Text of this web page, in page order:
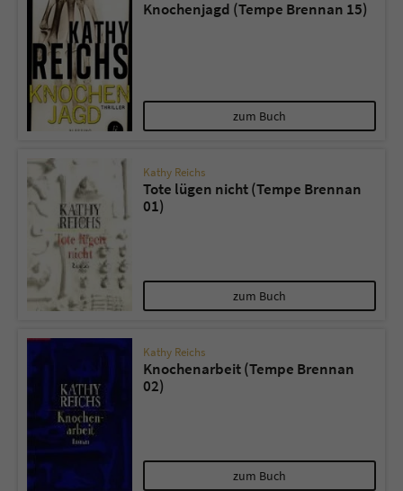
Knochenjagd (Tempe Brennan 15)
zum Buch
Kathy Reichs
Tote lügen nicht (Tempe Brennan
01)
zum Buch
Kathy Reichs
Knochenarbeit (Tempe Brennan
02)
zum Buch